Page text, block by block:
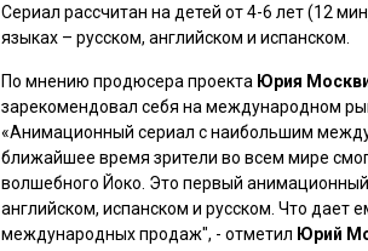
Сериал рассчитан на детей от 4-6 лет (12
языках – русском, английском и испанском.
По мнению продюсера проекта Юрия
зарекомендовал себя на международном
«Анимационный сериал с наибольшим
ближайшее время зрители во всем мире
волшебного Йоко. Это первый
английском, испанском и русском. Что дает
международных продаж", - отметил Юрий